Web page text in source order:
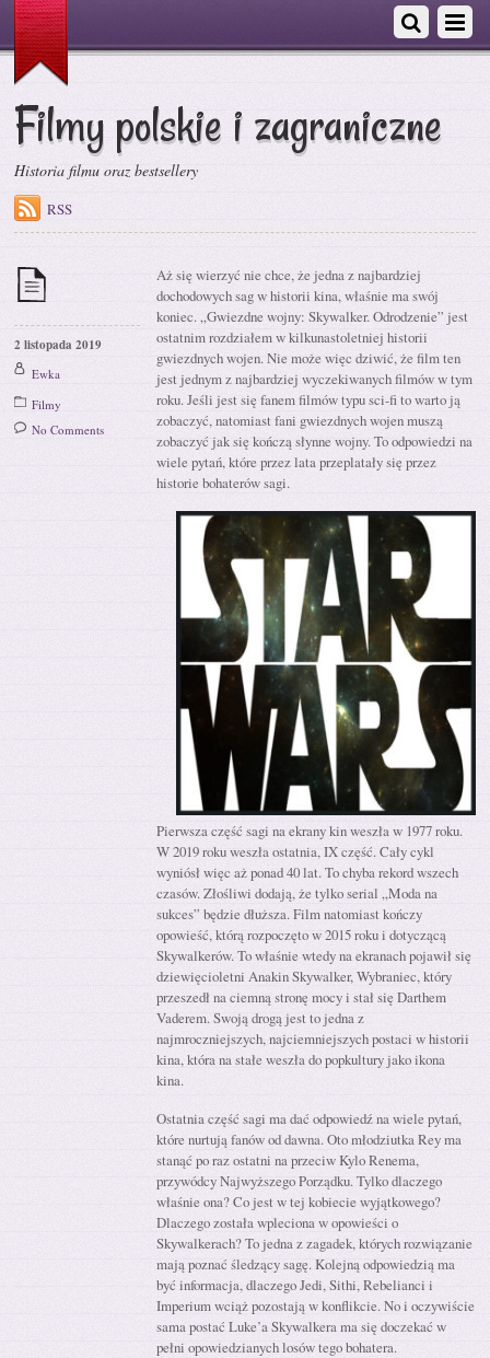
Filmy polskie i zagraniczne
Historia filmu oraz bestsellery
RSS
2 listopada 2019
Ewka
Filmy
No Comments
Aż się wierzyć nie chce, że jedna z najbardziej
dochodowych sag w historii kina, właśnie ma swój
koniec. „Gwiezdne wojny: Skywalker. Odrodzenie” jest
ostatnim rozdziałem w kilkunastoletniej historii
gwiezdnych wojen. Nie może więc dziwić, że film ten
jest jednym z najbardziej wyczekiwanych filmów w tym
roku. Jeśli jest się fanem filmów typu sci-fi to warto ją
zobaczyć, natomiast fani gwiezdnych wojen muszą
zobaczyć jak się kończą słynne wojny. To odpowiedzi na
wiele pytań, które przez lata przeplatały się przez
historie bohaterów sagi.
Pierwsza część sagi na ekrany kin weszła w 1977 roku.
W 2019 roku weszła ostatnia, IX część. Cały cykl
wyniósł więc aż ponad 40 lat. To chyba rekord wszech
czasów. Złośliwi dodają, że tylko serial „Moda na
sukces” będzie dłuższa. Film natomiast kończy
opowieść, którą rozpoczęto w 2015 roku i dotyczącą
Skywalkerów. To właśnie wtedy na ekranach pojawił się
dziewięcioletni Anakin Skywalker, Wybraniec, który
przeszedł na ciemną stronę mocy i stał się Darthem
Vaderem. Swoją drogą jest to jedna z
najmroczniejszych, najciemniejszych postaci w historii
kina, która na stałe weszła do popkultury jako ikona
kina.
Ostatnia część sagi ma dać odpowiedź na wiele pytań,
które nurtują fanów od dawna. Oto młodziutka Rey ma
stanąć po raz ostatni na przeciw Kylo Renema,
przywódcy Najwyższego Porządku. Tylko dlaczego
właśnie ona? Co jest w tej kobiecie wyjątkowego?
Dlaczego została wpleciona w opowieści o
Skywalkerach? To jedna z zagadek, których rozwiązanie
mają poznać śledzący sagę. Kolejną odpowiedzią ma
być informacja, dlaczego Jedi, Sithi, Rebelianci i
Imperium wciąż pozostają w konflikcie. No i oczywiście
sama postać Luke’a Skywalkera ma się doczekać w
pełni opowiedzianych losów tego bohatera.